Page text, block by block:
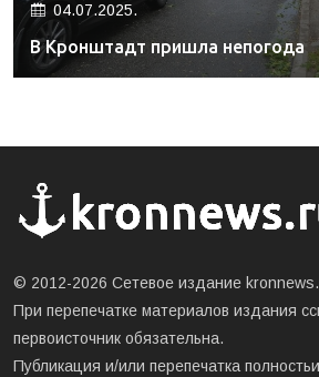
04.07.2025.
В Кронштадт пришла непогода
© 2012-2026 Сетевое издание
При перепечатке материалов издания
первоисточник обязательна.
Публикация и/или перепечатка